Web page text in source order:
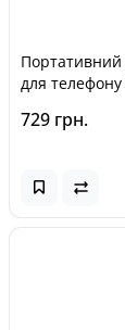
Портативний
для
729 грн.